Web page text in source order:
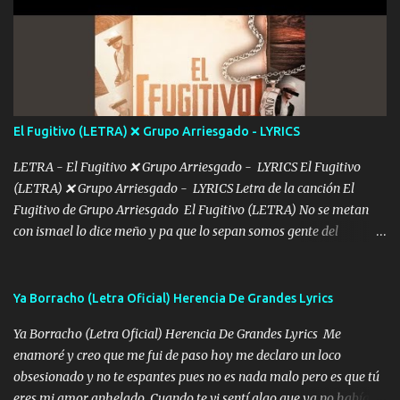
estár Pasarán... Solito me dejaras Intentar... Solo un beso y tú te vas
De mi vida... Cómo tú no hay nadie más No hay nadie
más Si te sientes sola no me llames porfa Me pongo sencible e
imagino tu sombra Clase azul es el tequila e interior la ropa Clip
cap la champagne el polvo es color rosa Me contacto un ángel eres
tú mi hermosa La que me alegra los días y sigo tomando Y
pensar... Que tú ya no vas a estar Pasarán... Solito me dejaras
Intentar... ...
El Fugitivo (LETRA) ❌ Grupo Arriesgado - LYRICS
LETRA - El Fugitivo ❌ Grupo Arriesgado - LYRICS El Fugitivo
(LETRA) ❌ Grupo Arriesgado - LYRICS Letra de la canción El
Fugitivo de Grupo Arriesgado El Fugitivo (LETRA) No se metan
con ismael lo dice meño y pa que lo sepan somos gente del
grande traemos la bandera 04 se oye por los radios y bien
ofrece también peleam'os bien atentó el compa huicho la corta al
cinto y radios colgados cuando salimos del rancho carros
blindándos y bien equipados no somos gente de problemas pero
Ya Borracho (Letra Oficial) Herencia De Grandes Lyrics
Ya Borracho (Letra Oficial) Herencia De Grandes Lyrics Me
enamoré y creo que me fui de paso hoy me declaro un loco
obsesionado y no te espantes pues no es nada malo pero es que tú